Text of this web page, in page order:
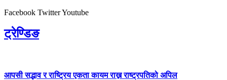
Facebook TwitterYoutube
ट्रेण्डिङ
आपसी सद्भाव र राष्ट्रिय एकता कायम राख्न राष्ट्रपतिको अपिल